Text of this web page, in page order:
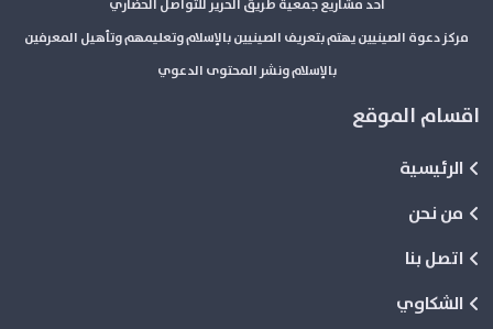
أحد مشاريع جمعية طريق الحرير للتواصل الحضاري
مركز دعوة الصينيين يهتم بتعريف الصينيين بالإسلام وتعليمهم وتأهيل المعرفين
بالإسلام ونشر المحتوى الدعوي
اقسام الموقع
الرئيسية
من نحن
اتصل بنا
الشكاوي